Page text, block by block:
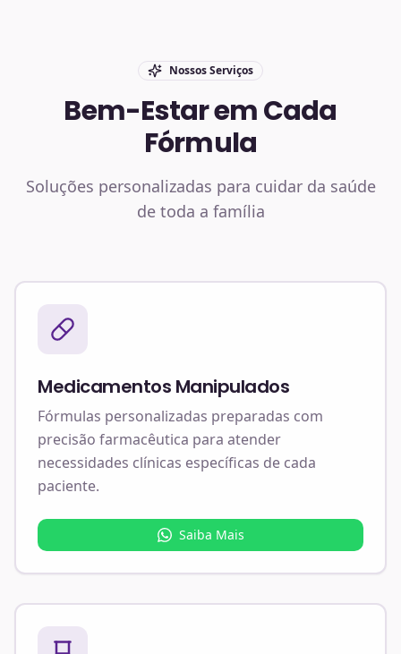
Nossos Serviços
Bem-Estar em Cada
Fórmula
Soluções personalizadas para cuidar da saúde
de toda a família
Medicamentos Manipulados
Fórmulas personalizadas preparadas com
precisão farmacêutica para atender
necessidades clínicas específicas de cada
paciente.
Saiba Mais